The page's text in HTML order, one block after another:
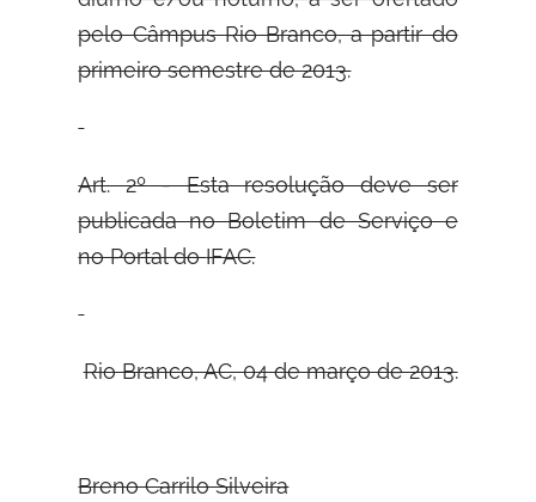
pelo Câmpus Rio Branco, a partir do
primeiro semestre de 2013.
Art. 2º - Esta resolução deve ser
publicada no Boletim de Serviço e
no Portal doIFAC.
Rio Branco, AC, 04 de março de 2013.
Breno Carrilo Silveira